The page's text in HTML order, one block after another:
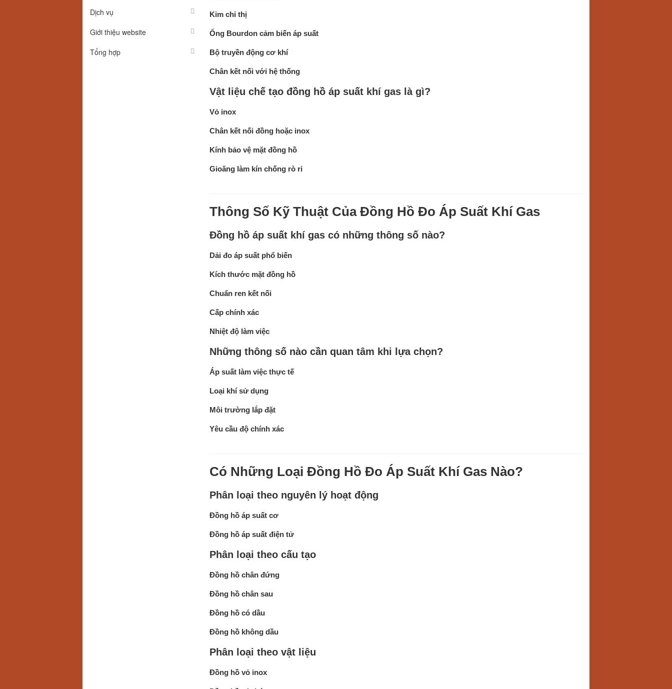
Dịch vụ
Giới thiệu website
Tổng hợp
Kim chỉ thị
Ống Bourdon cảm biến áp suất
Bộ truyền động cơ khí
Chân kết nối với hệ thống
Vật liệu chế tạo đồng hồ áp suất khí gas là gì?
Vỏ inox
Chân kết nối đồng hoặc inox
Kính bảo vệ mặt đồng hồ
Gioăng làm kín chống rò rỉ
Thông Số Kỹ Thuật Của Đồng Hồ Đo Áp Suất Khí Gas
Đồng hồ áp suất khí gas có những thông số nào?
Dải đo áp suất phổ biến
Kích thước mặt đồng hồ
Chuẩn ren kết nối
Cấp chính xác
Nhiệt độ làm việc
Những thông số nào cần quan tâm khi lựa chọn?
Áp suất làm việc thực tế
Loại khí sử dụng
Môi trường lắp đặt
Yêu cầu độ chính xác
Có Những Loại Đồng Hồ Đo Áp Suất Khí Gas Nào?
Phân loại theo nguyên lý hoạt động
Đồng hồ áp suất cơ
Đồng hồ áp suất điện tử
Phân loại theo cấu tạo
Đồng hồ chân đứng
Đồng hồ chân sau
Đồng hồ có dầu
Đồng hồ không dầu
Phân loại theo vật liệu
Đồng hồ vỏ inox